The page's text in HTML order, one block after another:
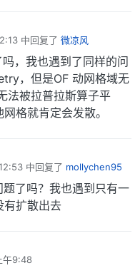
中回复了 微凉风
，我也遇到了同样的问
，但是OF 动网格域无
法被拉普拉斯算子平
格就肯定会发散。
中回复了 mollychen95
了吗？我也遇到只有一
有扩散出去
午9:48